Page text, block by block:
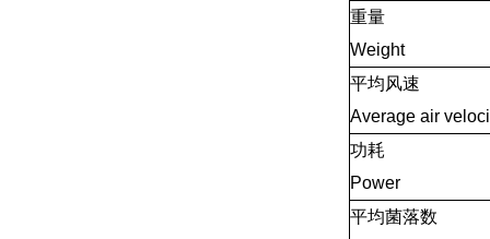
重量
Weight
平均风速
Average air
功耗
Power
平均菌落数